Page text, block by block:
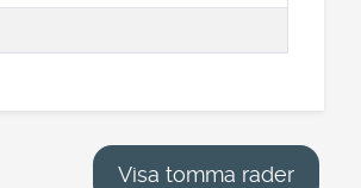
Visa tomma rader